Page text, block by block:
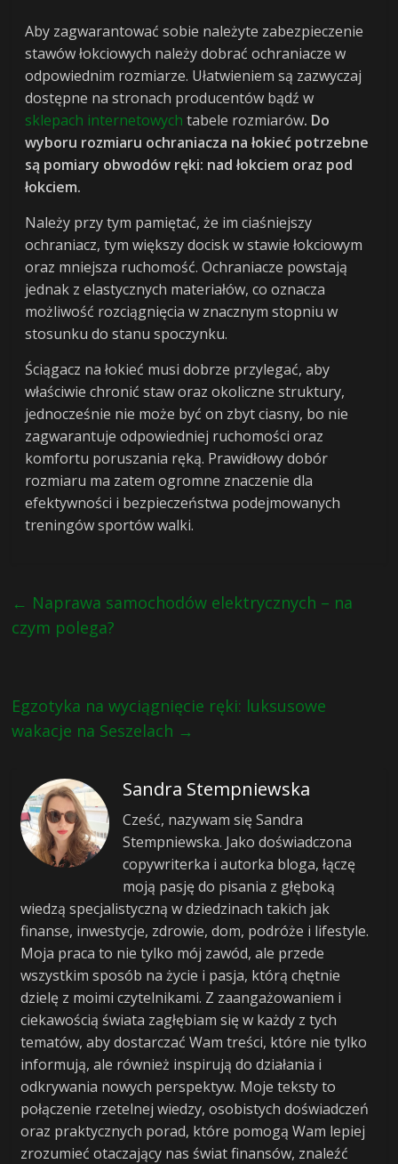
Aby zagwarantować sobie należyte zabezpieczenie
stawów łokciowych należy dobrać ochraniacze w
odpowiednim rozmiarze. Ułatwieniem są zazwyczaj
dostępne na stronach producentów bądź w
sklepach internetowych tabele rozmiarów. Do
wyboru rozmiaru ochraniacza na łokieć potrzebne
są pomiary obwodów ręki: nad łokciem oraz pod
łokciem.
Należy przy tym pamiętać, że im ciaśniejszy
ochraniacz, tym większy docisk w stawie łokciowym
oraz mniejsza ruchomość. Ochraniacze powstają
jednak z elastycznych materiałów, co oznacza
możliwość rozciągnięcia w znacznym stopniu w
stosunku do stanu spoczynku.
Ściągacz na łokieć musi dobrze przylegać, aby
właściwie chronić staw oraz okoliczne struktury,
jednocześnie nie może być on zbyt ciasny, bo nie
zagwarantuje odpowiedniej ruchomości oraz
komfortu poruszania ręką. Prawidłowy dobór
rozmiaru ma zatem ogromne znaczenie dla
efektywności i bezpieczeństwa podejmowanych
treningów sportów walki.
← Naprawa samochodów elektrycznych – na
czym polega?
Egzotyka na wyciągnięcie ręki: luksusowe
wakacje na Seszelach →
Sandra Stempniewska
Cześć, nazywam się Sandra
Stempniewska. Jako doświadczona
copywriterka i autorka bloga, łączę
moją pasję do pisania z głęboką
wiedzą specjalistyczną w dziedzinach takich jak
finanse, inwestycje, zdrowie, dom, podróże i lifestyle.
Moja praca to nie tylko mój zawód, ale przede
wszystkim sposób na życie i pasja, którą chętnie
dzielę z moimi czytelnikami. Z zaangażowaniem i
ciekawością świata zagłębiam się w każdy z tych
tematów, aby dostarczać Wam treści, które nie tylko
informują, ale również inspirują do działania i
odkrywania nowych perspektyw. Moje teksty to
połączenie rzetelnej wiedzy, osobistych doświadczeń
oraz praktycznych porad, które pomogą Wam lepiej
zrozumieć otaczający nas świat finansów, znaleźć